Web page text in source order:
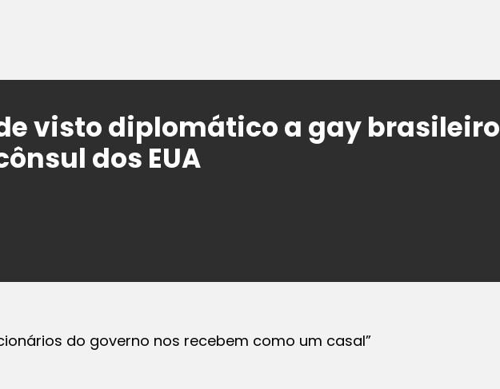
visto diplomático a gay brasileiro
dos EUA
do governo nos recebem como um casal”